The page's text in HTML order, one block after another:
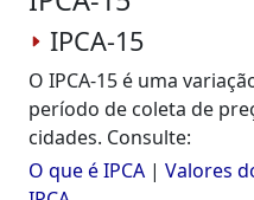
IPCA-15
O IPCA-15 é uma
período de coleta de
cidades. Consulte:
O que é IPCA | Valores